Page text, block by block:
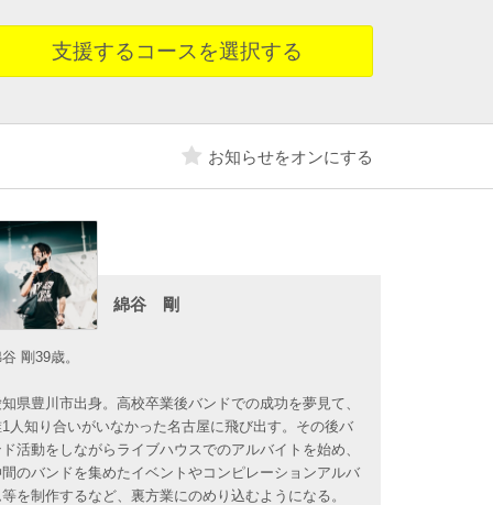
支援するコースを選択する
お知らせをオンにする
綿谷 剛
剛39歳。
県豊川市出身。高校卒業後バンドでの成功を夢見て、
人知り合いがいなかった名古屋に飛び出す。その後バ
活動をしながらライブハウスでのアルバイトを始め、
のバンドを集めたイベントやコンピレーションアルバ
を制作するなど、裏方業にのめり込むようになる。